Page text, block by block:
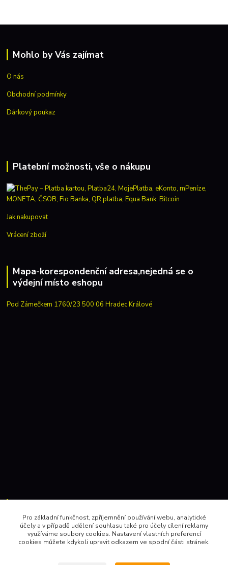
Mohlo by Vás zajímat
O nás
Obchodní podmínky
Dárkový poukaz
Platební možnosti, vše o nákupu
Jak nakupovat
Vrácení zboží
Mapa-korespondenční adresa,nejedná se o
výdejní místo eshopu
Pod Zámečkem 1760/23 500 06 Hradec Králové
604 157410 , 602 345528
Pro základní funkčnost, zpříjemnění používání webu, analytické
účely a v případě udělení souhlasu také pro účely cílení reklamy
využíváme soubory cookies. Nastavení vlastních preferencí
cookies můžete kdykoli upravit odkazem ve spodní části stránek.